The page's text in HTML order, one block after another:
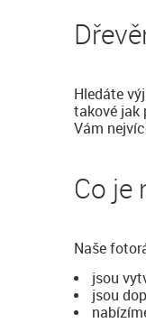
Hledáte
takové jak
Vám
Co je
Naše
jsou
jsou